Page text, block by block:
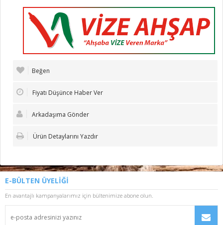
Beğen
Fiyatı Düşünce Haber Ver
Arkadaşıma Gönder
Ürün Detaylarını Yazdır
E-BÜLTEN ÜYELİĞİ
En avantajlı kampanyalarımız için bültenimize abone olun.